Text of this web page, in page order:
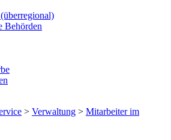
Behörden
> Verwaltung > Mitarbeiter im